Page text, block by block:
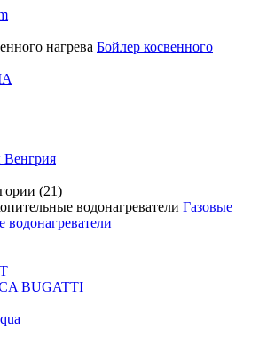
Бойлер косвенного
Венгрия
(21)
Газовые
водонагреватели
BUGATTI